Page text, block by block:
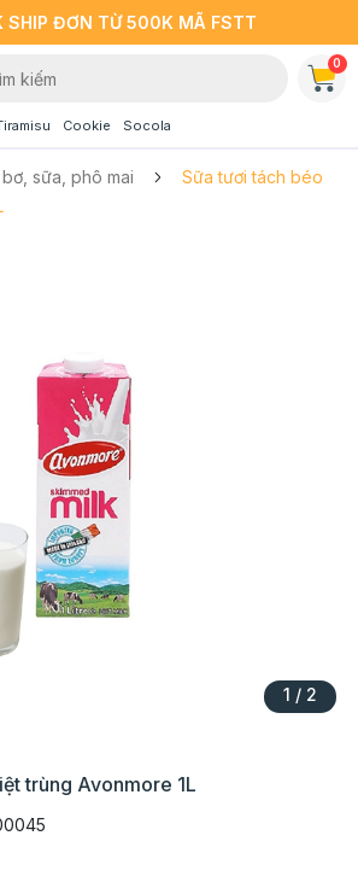
SHIP ĐƠN TỪ 500K MÃ FSTT
Cookie Socola
0
bơ, sữa, phô mai
Sữa tươi tách béo
1 / 2
trùng Avonmore 1L